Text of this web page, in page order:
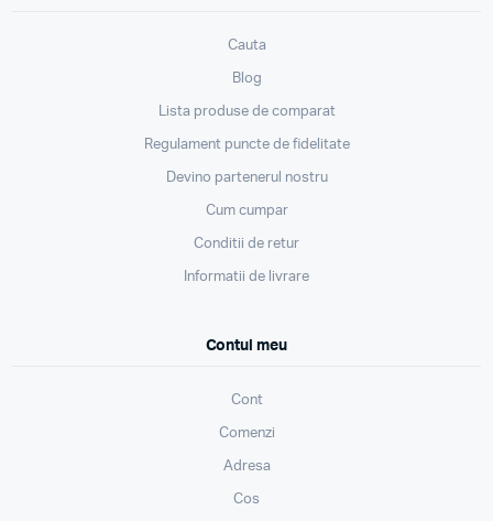
Cauta
Blog
Lista produse de comparat
Regulament puncte de fidelitate
Devino partenerul nostru
Cum cumpar
Conditii de retur
Informatii de livrare
Contul meu
Cont
Comenzi
Adresa
Cos